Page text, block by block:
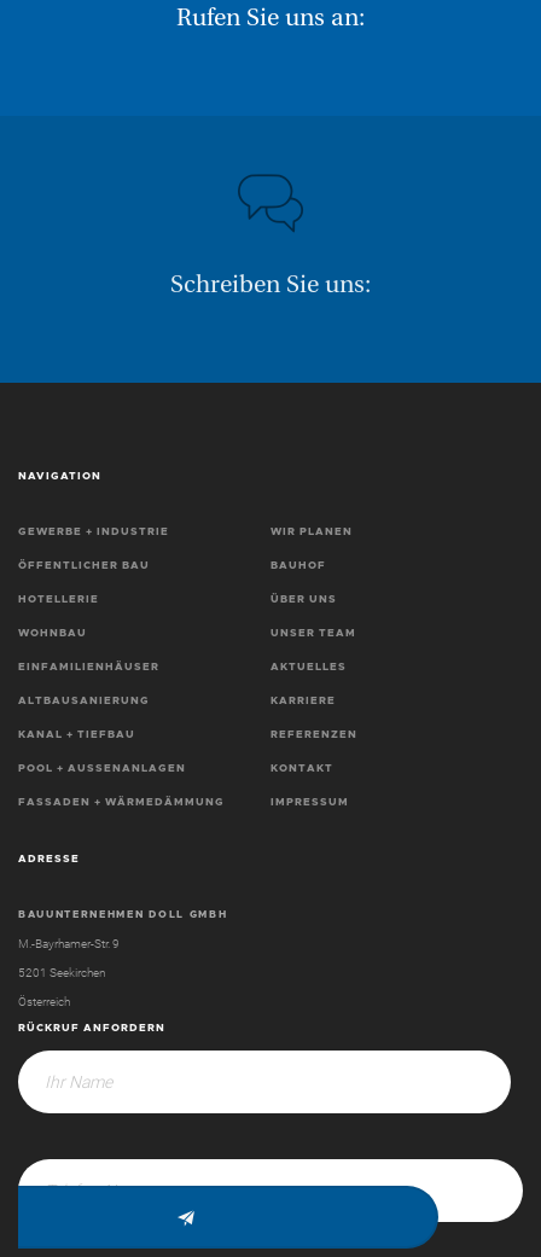
Rufen Sie uns an:
Schreiben Sie uns:
NAVIGATION
GEWERBE + INDUSTRIE
ÖFFENTLICHER BAU
HOTELLERIE
WOHNBAU
EINFAMILIENHÄUSER
ALTBAUSANIERUNG
KANAL + TIEFBAU
POOL + AUSSENANLAGEN
FASSADEN + WÄRMEDÄMMUNG
WIR PLANEN
BAUHOF
ÜBER UNS
UNSER TEAM
AKTUELLES
KARRIERE
REFERENZEN
KONTAKT
IMPRESSUM
ADRESSE
BAUUNTERNEHMEN DOLL GMBH
M.-Bayrhamer-Str. 9
5201 Seekirchen
Österreich
RÜCKRUF ANFORDERN